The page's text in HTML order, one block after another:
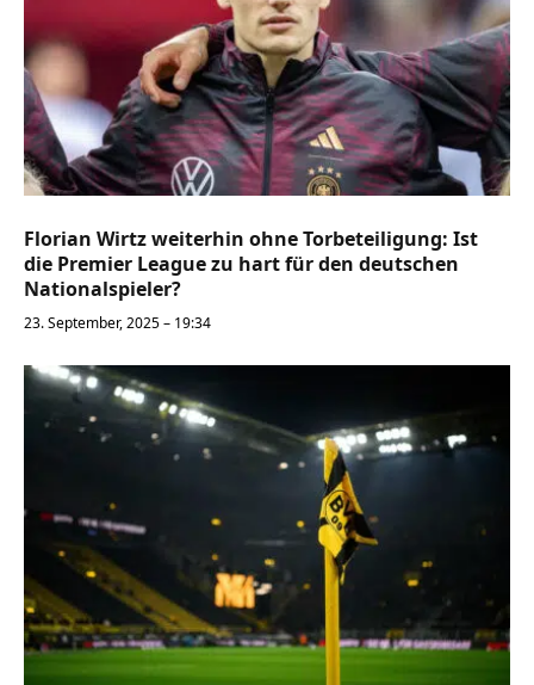
Florian Wirtz weiterhin ohne Torbeteiligung: Ist
die Premier League zu hart für den deutschen
Nationalspieler?
23. September, 2025 – 19:34